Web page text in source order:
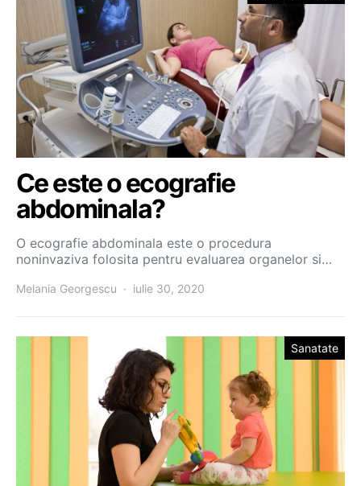
Ce este o ecografie
abdominala?
O ecografie abdominala este o procedura
noninvaziva folosita pentru evaluarea organelor si…
Melania Georgescu iulie 30, 2020
Sanatate